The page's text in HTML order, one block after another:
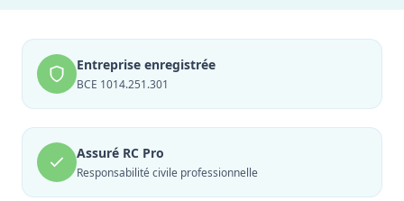
Entreprise enregistrée
BCE 1014.251.301
Assuré RC Pro
Responsabilité civile professionnelle